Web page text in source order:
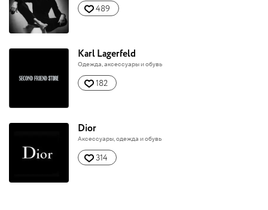
489
Karl Lagerfeld
Одежда, аксессуары и обувь
182
Dior
Аксессуары, одежда и обувь
314